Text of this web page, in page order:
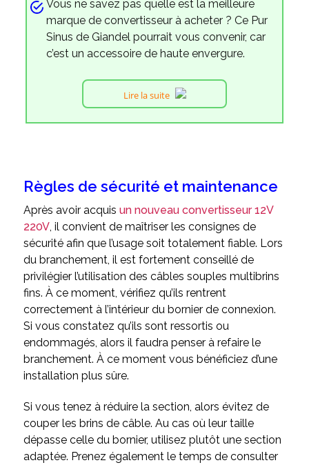
Vous ne savez pas quelle est la meilleure
marque de convertisseur à acheter ? Ce Pur
Sinus de Giandel pourrait vous convenir, car
c’est un accessoire de haute envergure.
Lire la suite
Règles de sécurité et maintenance
Après avoir acquis un nouveau convertisseur 12V
220V, il convient de maîtriser les consignes de
sécurité afin que l’usage soit totalement fiable. Lors
du branchement, il est fortement conseillé de
privilégier l’utilisation des câbles souples multibrins
fins. À ce moment, vérifiez qu’ils rentrent
correctement à l’intérieur du bornier de connexion.
Si vous constatez qu’ils sont ressortis ou
endommagés, alors il faudra penser à refaire le
branchement. À ce moment vous bénéficiez d’une
installation plus sûre.
Si vous tenez à réduire la section, alors évitez de
couper les brins de câble. Au cas où leur taille
dépasse celle du bornier, utilisez plutôt une section
adaptée. Prenez également le temps de consulter